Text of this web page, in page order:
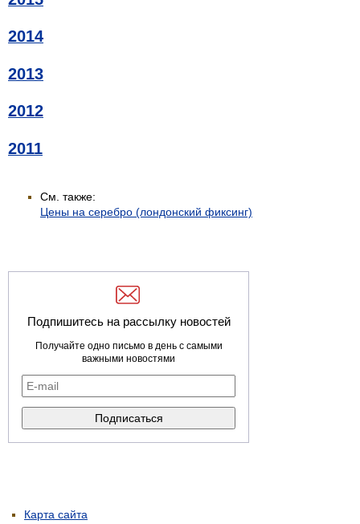
2014
2013
2012
2011
См. также:
Цены на серебро (лондонский фиксинг)
Подпишитесь на рассылку новостей
Получайте одно письмо в день с самыми
важными новостями
Карта сайта